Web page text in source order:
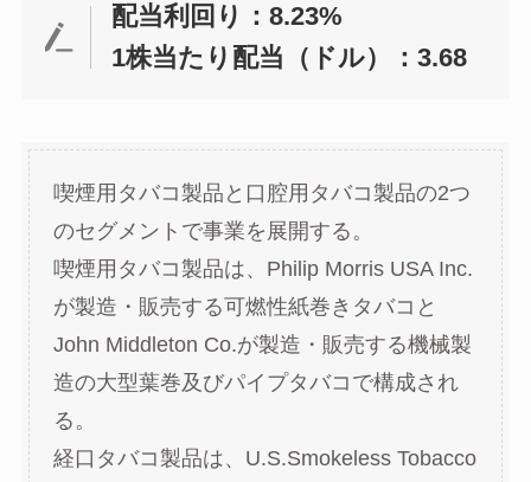
配当利回り：8.23%
1株当たり配当（ドル）：3.68
喫煙用タバコ製品と口腔用タバコ製品の2つ
のセグメントで事業を展開する。
喫煙用タバコ製品は、Philip Morris USA Inc.
が製造・販売する可燃性紙巻きタバコと
John Middleton Co.が製造・販売する機械製
造の大型葉巻及びパイプタバコで構成され
る。
経口タバコ製品は、U.S.Smokeless Tobacco